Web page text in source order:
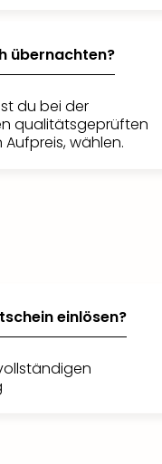
übernachten?
du bei der
qualitätsgeprüften
wählen.
einlösen?